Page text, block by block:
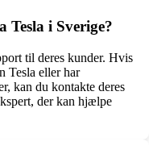
i Sverige?
til deres kunder. Hvis
Tesla eller har
kan du kontakte deres
der kan hjælpe